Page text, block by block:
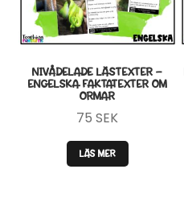
LICENSER
TIPSHÖRNAN
NIVÅDELADE LÄSTEXTER –
ENGELSKA FAKTATEXTER OM
ORMAR
75SEK
LÄS MER